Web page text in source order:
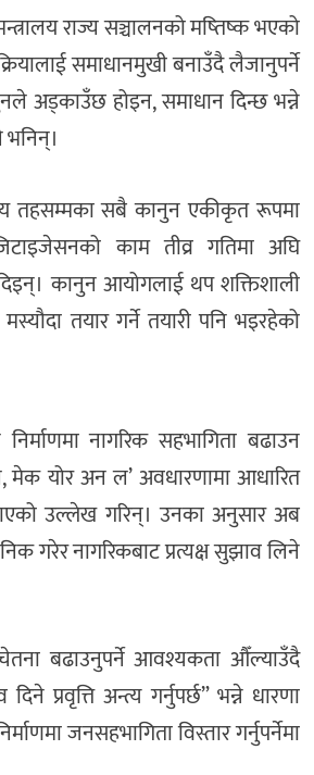
राज्य सञ्चालनको मष्तिष्क भएको
समाधानमुखी बनाउँदै लैजानुपर्ने
अड्काउँछ होइन, समाधान दिन्छ भन्ने
भनिन्।
तहसम्मका सबै कानुन एकीकृत रूपमा
काम तीव्र गतिमा अघि
कानुन आयोगलाई थप शक्तिशाली
तयार गर्ने तयारी पनि भइरहेको
नागरिक सहभागिता बढाउन
मेक योर अन ल’ अवधारणामा आधारित
उल्लेख गरिन्। उनका अनुसार अब
गरेर नागरिकबाट प्रत्यक्ष सुझाव लिने
बढाउनुपर्ने आवश्यकता औँल्याउँदै
प्रवृत्ति अन्त्य गर्नुपर्छ” भन्ने धारणा
जनसहभागिता विस्तार गर्नुपर्नेमा